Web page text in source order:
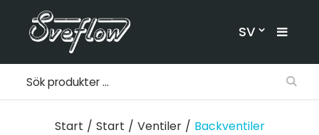
SV
Start / Start / Ventiler / Backventiler